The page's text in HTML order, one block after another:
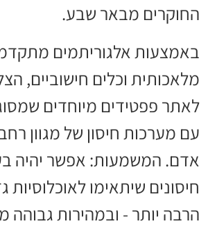
החוקרים מבאר שבע.
באמצעות אלגוריתמים
מלאכותית וכלים חישוביים,
לאתר פפטידים מיוחדים
עם מערכות חיסון של מגוון
אדם. המשמעות: אפשר יהיה
חיסונים שיתאימו לאוכלוסיות
הרבה יותר - ובמהירות גבוהה